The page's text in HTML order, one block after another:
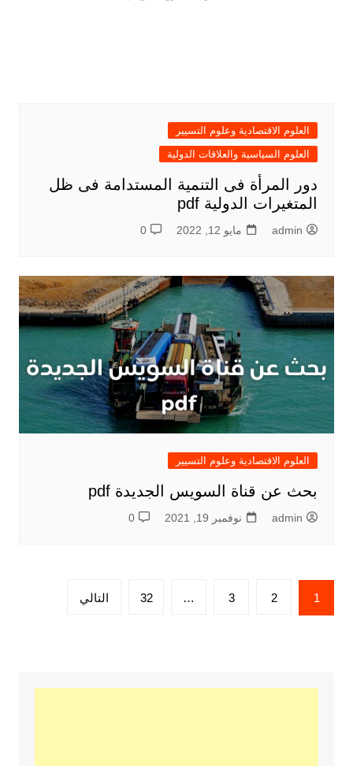
العلوم الاقتصادية وعلوم التسيير
العلوم السياسية والعلاقات الدولية
دور المرأة فى التنمية المستدامة فى ظل
المتغيرات الدولية pdf
admin مايو 12, 2022 0
العلوم الاقتصادية وعلوم التسيير
بحث عن قناة السويس الجديدة pdf
admin نوفمبر 19, 2021 0
تعدد
صفحات
1
2
3
…
32 التالي